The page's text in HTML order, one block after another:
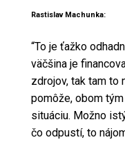
Rastislav Machunka:
“To je ťažko
väčšina je
zdrojov, tak tam to
pomôže, obom
situáciu. Možno
čo odpustí, to